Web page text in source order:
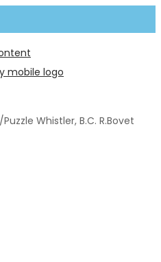
/Puzzle Whistler, B.C. R.Bovet